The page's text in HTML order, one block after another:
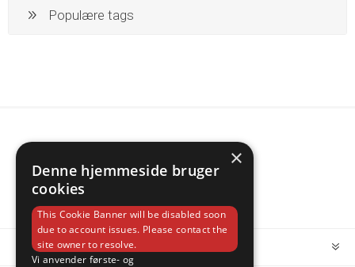
Populære tags
×
Denne hjemmeside bruger
cookies
This Cookie Banner will be disabled soon
due to account issues. Please contact the
site owner to resolve.
Vi anvender første- og